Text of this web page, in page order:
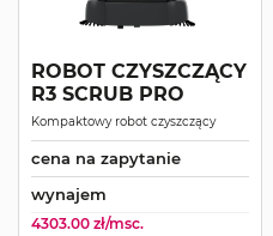
ROBOT CZYSZCZĄCY
R3 SCRUB PRO
Kompaktowy robot czyszczący
cena na zapytanie
wynajem
4303.00 zł/msc.